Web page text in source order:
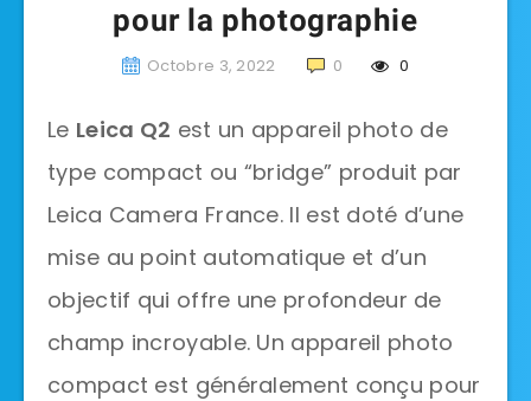
pour la photographie
Octobre 3, 2022 0 0
Le Leica Q2 est un appareil photo de
type compact ou “bridge” produit par
Leica Camera France. Il est doté d’une
mise au point automatique et d’un
objectif qui offre une profondeur de
champ incroyable. Un appareil photo
compact est généralement conçu pour